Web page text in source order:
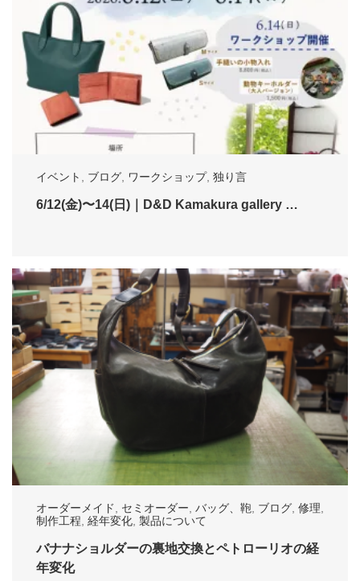
イベント ブログ ワークショップ, 独り言
6/12(金)〜14(日)｜D&D Kamakura gallery …
オーダーメイド セミオーダー バッグ、鞄 ブログ 修理
制作工程 経年変化 製品について
バナナショルダーの裏地交換とペトローリオの経
年変化